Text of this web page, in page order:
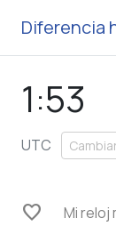
Diferencia
1:53
UTC
favorite Mi reloj